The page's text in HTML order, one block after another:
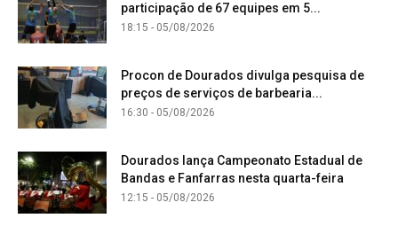
participação de 67 equipes em 5...
18:15 - 05/08/2026
Procon de Dourados divulga pesquisa de
preços de serviços de barbearia...
16:30 - 05/08/2026
Dourados lança Campeonato Estadual de
Bandas e Fanfarras nesta quarta-feira
12:15 - 05/08/2026